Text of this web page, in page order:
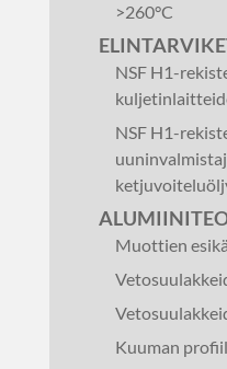
>260°C
NSF H1-
NSF H1-
Muottien
Kuuman